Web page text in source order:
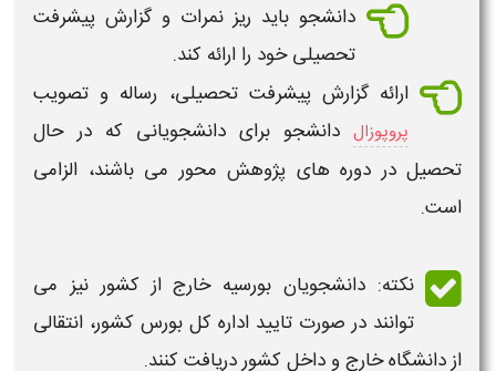
دانشجو باید ریز نمرات و گزارش پیشرفت
تحصیلی خود را ارائه کند.
ارائه گزارش پیشرفت تحصیلی، رساله و تصویب
پروپوزال دانشجو برای دانشجویانی که در حال
تحصیل در دوره های پژوهش محور می باشند، الزامی
است.
نکته: دانشجویان بورسیهخارج از کشورنیز می
توانند در صورت تایید اداره کل بورس کشور، انتقالی
از دانشگاه خارج و داخل کشوردریافت کنند.